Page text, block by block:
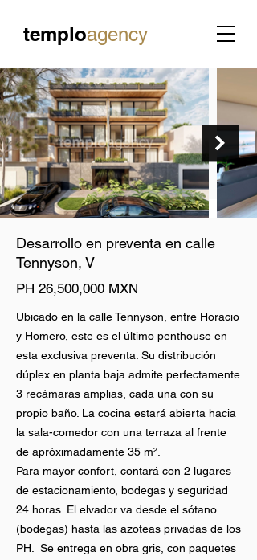
temploagency
Desarrollo en preventa en calle
Tennyson, V
PH 26,500,000 MXN
Ubicado en la calle Tennyson, entre Horacio
y Homero, este es el último penthouse en
esta exclusiva preventa. Su distribución
dúplex en planta baja admite perfectamente
3 recámaras amplias, cada una con su
propio baño. La cocina estará abierta hacia
la sala-comedor con una terraza al frente
de apróximadamente 35 m².
Para mayor confort, contará con 2 lugares
de estacionamiento, bodegas y seguridad
24 horas. El elvador va desde el sótano
(bodegas) hasta las azoteas privadas de los
PH. Se entrega en obra gris, con paquetes